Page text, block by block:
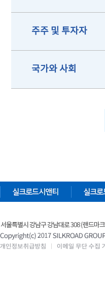
주주 및 투자자
국가와 사회